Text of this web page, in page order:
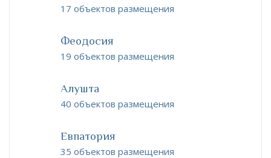
17 объектов размещения
Феодосия
19 объектов размещения
Алушта
40 объектов размещения
Евпатория
35 объектов размещения